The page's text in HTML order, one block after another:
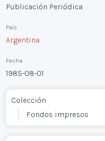
Publicación Periódica
País
Argentina
Fecha
1985-08-01
Colección
Fondos impresos